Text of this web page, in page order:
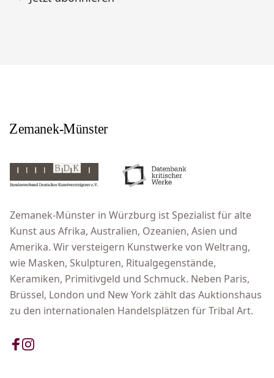
Zemanek-Münster in Würzburg ist Spezialist für alte
Kunst aus Afrika, Australien, Ozeanien, Asien und
Amerika. Wir versteigern Kunstwerke von Weltrang,
wie Masken, Skulpturen, Ritualgegenstände,
Keramiken, Primitivgeld und Schmuck. Neben Paris,
Brüssel, London und New York zählt das Auktionshaus
zu den internationalen Handelsplätzen für Tribal Art.